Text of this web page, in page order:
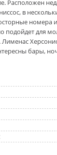
Расположен
в
номера
подойдет для
бары,